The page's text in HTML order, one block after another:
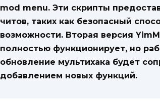
mod menu. Эти скрипты
читов, таких как безопасный
возможности. Вторая версия
полностью функционирует, но
обновление мультихака будет
добавлением новых функций.